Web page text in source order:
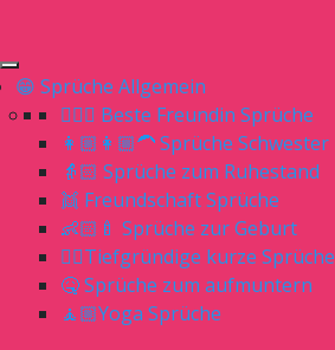
😁 Sprüche Allgemein
👱🏻‍♀️ Beste Freundin Sprüche
👩🏼👩🏼‍🦱 Sprüche Schwester
👵🏻 Sprüche zum Ruhestand
👯 Freundschaft Sprüche
👶🏻🍼 Sprüche zur Geburt
👌🏻Tiefgründige kurze Sprüche
🤒 Sprüche zum aufmuntern
🧘🏼Yoga Sprüche